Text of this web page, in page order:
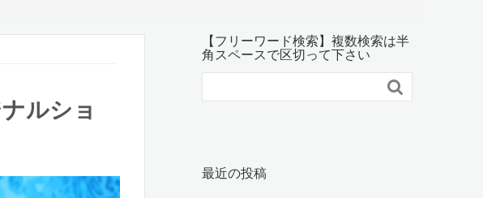
ルショ
【フリーワード検索】複数検索は半
角スペースで区切って下さい

最近の投稿